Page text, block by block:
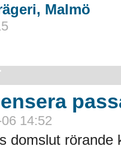
Malmö
14:52
domslut rörande